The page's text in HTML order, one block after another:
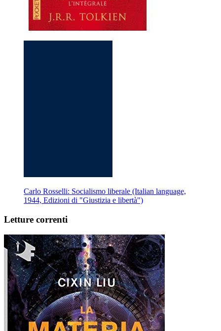
Carlo Rosselli: Socialismo liberale (Italian language,
1944, Edizioni di "Giustizia e libertà")
Letture correnti